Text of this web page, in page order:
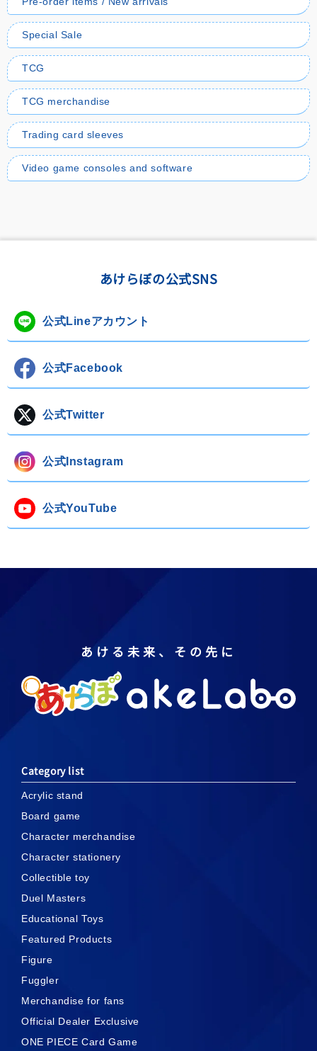
Special Sale
TCG
TCG merchandise
Trading card sleeves
Video game consoles and software
あけらぼの公式SNS
公式Lineアカウント
公式Facebook
公式Twitter
公式Instagram
公式YouTube
あける未来、その先に
Category list
Acrylic stand
Board game
Character merchandise
Character stationery
Collectible toy
Duel Masters
Educational Toys
Featured Products
Figure
Fuggler
Merchandise for fans
Official Dealer Exclusive
ONE PIECE Card Game